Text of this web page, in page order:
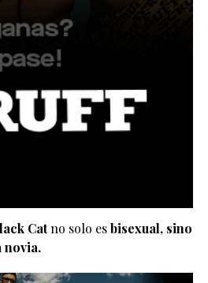
Catno solo esbisexual, sino
novia.